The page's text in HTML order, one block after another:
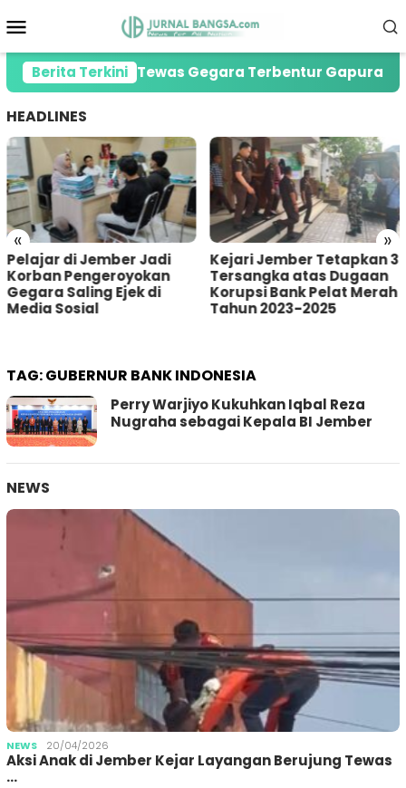
ke
Mobile
Berita Terkini
di Jember Tewas Gegara Terbentur Gapura Desa
HEADLINES
« »
Kejari Jember Tetapkan 3
Tersangka atas Dugaan
Korupsi Bank Pelat Merah
Tahun 2023-2025
Pria Asal Lumajang
Tertangkap Warga
Sumberbaru Jember
saat akan Curi Kotak
TAG:GUBERNUR BANK INDONESIA
Perry Warjiyo Kukuhkan Iqbal Reza
Nugraha sebagai Kepala BI Jember
NEWS
NEWS 20/04/2026
Aksi Anak di Jember Kejar Layangan Berujung Tewas
…